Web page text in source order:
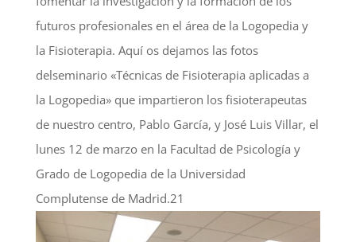
futuros profesionales en el área de la Logopedia y
la Fisioterapia. Aquí os dejamos las fotos
delseminario «Técnicas de Fisioterapia aplicadas a
la Logopedia» que impartieron los fisioterapeutas
de nuestro centro, Pablo García, y José Luis Villar, el
lunes 12 de marzo en la Facultad de Psicología y
Grado de Logopedia de la Universidad
Complutense de Madrid.21